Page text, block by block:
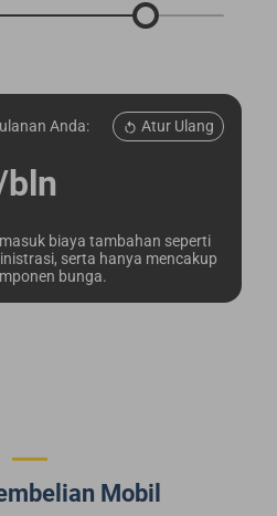
Anda: Atur Ulang
bln
biaya tambahan seperti
serta hanya mencakup
bunga.
Mobil